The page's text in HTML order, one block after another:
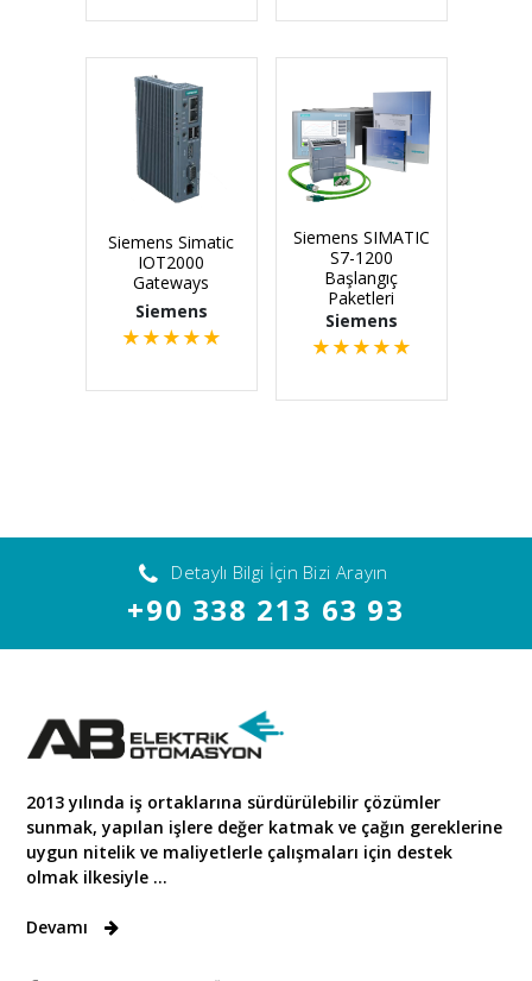
Siemens Simatic
IOT2000
Gateways
Siemens
★ ★ ★ ★ ★
Siemens SIMATIC
S7-1200
Başlangıç
Paketleri
Siemens
★ ★ ★ ★ ★
Detaylı Bilgi İçin Bizi Arayın
+90 338 213 63 93
2013 yılında iş ortaklarına sürdürülebilir çözümler
sunmak, yapılan işlere değer katmak ve çağın gereklerine
uygun nitelik ve maliyetlerle çalışmaları için destek
olmak ilkesiyle ...
Devamı